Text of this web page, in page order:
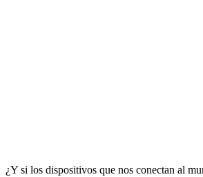
¿Y si los dispositivos que nos conectan al